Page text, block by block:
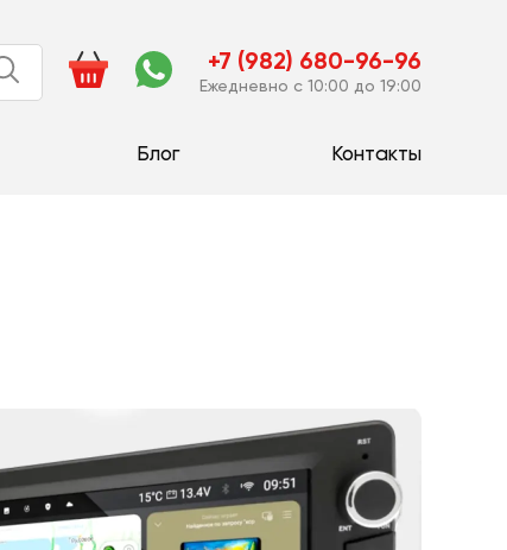
+7 (982) 680-96-96
Ежедневно с 10:00 до 19:00
Блог Контакты